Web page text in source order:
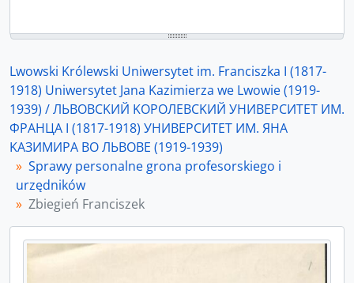
Lwowski Królewski Uniwersytet im. Franciszka I (1817-
1918) Uniwersytet Jana Kazimierza we Lwowie (1919-
1939) / ЛЬBOBCKИЙ KOPOЛEBCKИЙ УНИBEPCИTET ИМ.
ФPAНЦA I (1817-1918) УНИBEPCИTET ИМ. ЯНA
KAЗИМИPA ВO ЛЬBOBE (1919-1939)
Sprawy personalne grona profesorskiego i
urzędników
Zbiegień Franciszek